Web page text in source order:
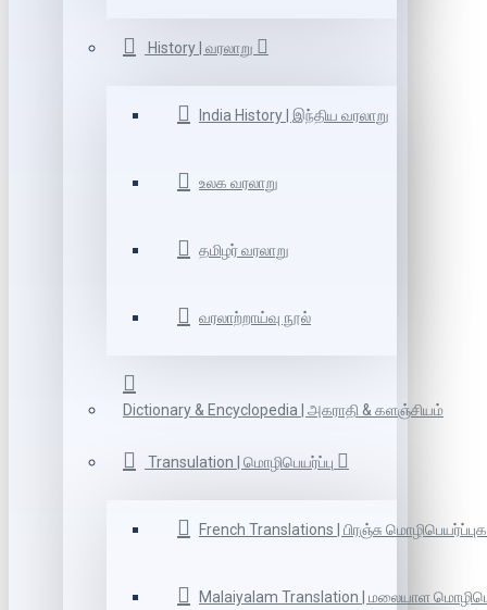
History | வரலாறு
India History | இந்திய வரலாறு
உலக வரலாறு
தமிழர் வரலாறு
வரலாற்றாய்வு நூல்
Dictionary & Encyclopedia | அகராதி & களஞ்சியம்
Transulation | மொழிபெயர்ப்பு
French Translations | பிரஞ்சு
Malaiyalam Translation | மலையாள